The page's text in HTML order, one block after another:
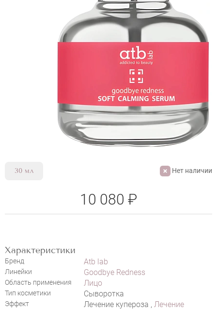
30 мл Нет наличии
Характеристики
Бренд Atb lab
Линейки Goodbye Redness
Область применения Лицо
Тип косметики Сыворотка
Эффект Лечение купероза , Лечение
10 080 ₽
НАПИСАТЬ ОТЗЫВ